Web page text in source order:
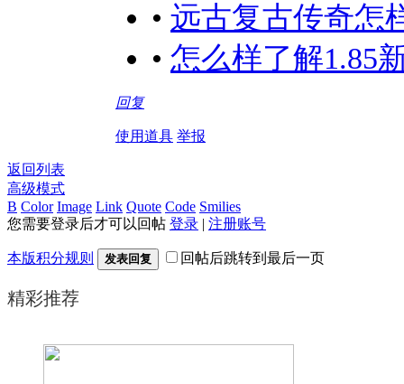
• 远古复古传奇怎
• 怎么样了解1.85
回复
使用道具 举报
返回列表
高级模式
B Color Image Link Quote Code Smilies
您需要登录后才可以回帖 登录 | 注册账号
本版积分规则 发表回复 回帖后跳转到最后一页
精彩推荐